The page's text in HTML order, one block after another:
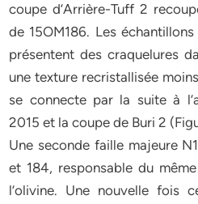
coupe d’Arrière-Tuff 2
de 15OM186. Les
présentent des craquelures
une texture recristallisée
se connecte par la suite à
2015 et la coupe de Buri 2
Une seconde faille majeure
et 184, responsable du
l’olivine. Une nouvelle fois